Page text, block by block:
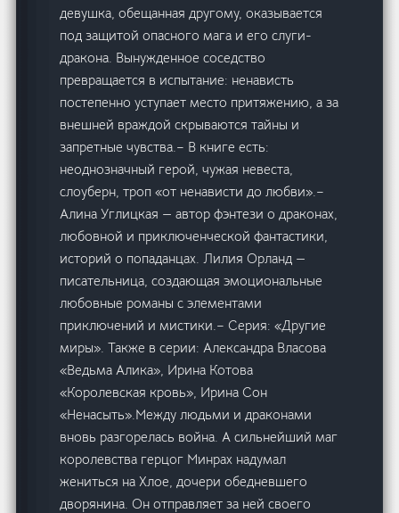
девушка, обещанная другому, оказывается
под защитой опасного мага и его слуги-
дракона. Вынужденное соседство
превращается в испытание: ненависть
постепенно уступает место притяжению, а за
внешней враждой скрываются тайны и
запретные чувства.– В книге есть:
неоднозначный герой, чужая невеста,
слоуберн, троп «от ненависти до любви».–
Алина Углицкая — автор фэнтези о драконах,
любовной и приключенческой фантастики,
историй о попаданцах. Лилия Орланд —
писательница, создающая эмоциональные
любовные романы с элементами
приключений и мистики.– Серия: «Другие
миры». Также в серии: Александра Власова
«Ведьма Алика», Ирина Котова
«Королевская кровь», Ирина Сон
«Ненасыть».Между людьми и драконами
вновь разгорелась война. А сильнейший маг
королевства герцог Минрах надумал
жениться на Хлое, дочери обедневшего
дворянина. Он отправляет за ней своего